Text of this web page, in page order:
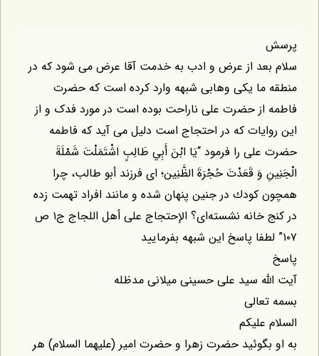
از عرض و ادب به خدمت آقا عرض می شود که در
یکی وهابی شبهه وارد کرده است که حضرت
حضرت علی ناراحت بوده است در مورد فدک و از
که در احتجاج است دلیل می آید که فاطمه
را فرمود “يَا ابْنَ أَبِي طَالِبٍ اشْتَمَلْتَ شَمْلَةَ
قَعَدْتَ حُجْرَةَ الظَّنِين؛ اى فرزند أبو طالب، چرا
در جنين پنهان شده و مانند افراد تهمت ‏زده
در كنج خانه نشسته‏‌اى؟ الإحتجاج على أهل اللجاج ج‏۱ ص
سید علی حسینی میلانی مدظله
حضرت زهرا و حضرت امیر (علیهما السلام) هر